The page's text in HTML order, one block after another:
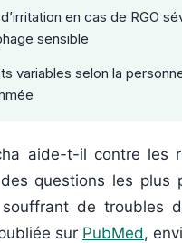
en cas de RGO
sensible
variables selon la
aide-t-il contre les
des questions les plus
souffrant de troubles
sur PubMed,